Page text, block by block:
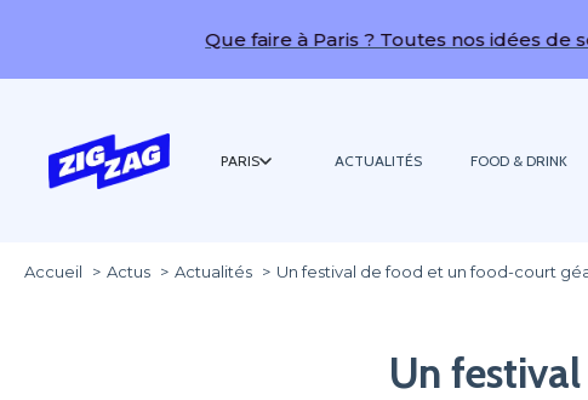
Que faire à Paris ? Toutes nos idées de sorties !
PARIS ACTUALITÉS FOOD & DRINK
Accueil Actus Actualités Un festival de food et un food-court
Un